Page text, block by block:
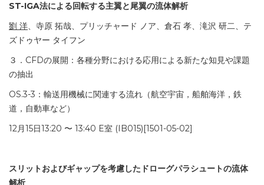
ST-IGA法による回転する主翼と尾翼の流体解析
劉 洋、寺原 拓哉、プリッチャード ノア、倉石 孝、滝沢 研二、テ
ズドゥヤー タイフン
３．CFDの展開：各種分野における応用による新たな知見や課題
の抽出
OS.3-3：輸送用機械に関連する流れ（航空宇宙，船舶海洋，鉄
道，自動車など）
12月15日13:20 〜 13:40 E室 (IB015)[1501-05-02]
スリットおよびギャップを考慮したドローグパラシュートの流体
解析